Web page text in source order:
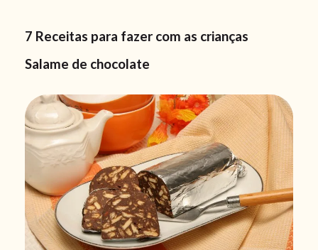
7 Receitas para fazer com as crianças
Salame de chocolate